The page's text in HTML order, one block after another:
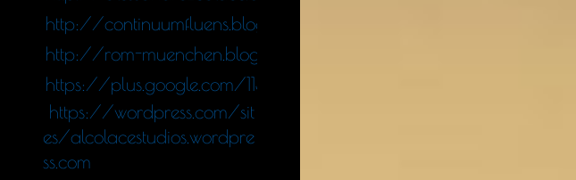
http://continuumfluens.blogspot.de/
http://rom-muenchen.blogspot.de/
https://plus.google.com/113405642475786345554/posts
https://wordpress.com/sit
es/alcolacestudios.wordpre
ss.com